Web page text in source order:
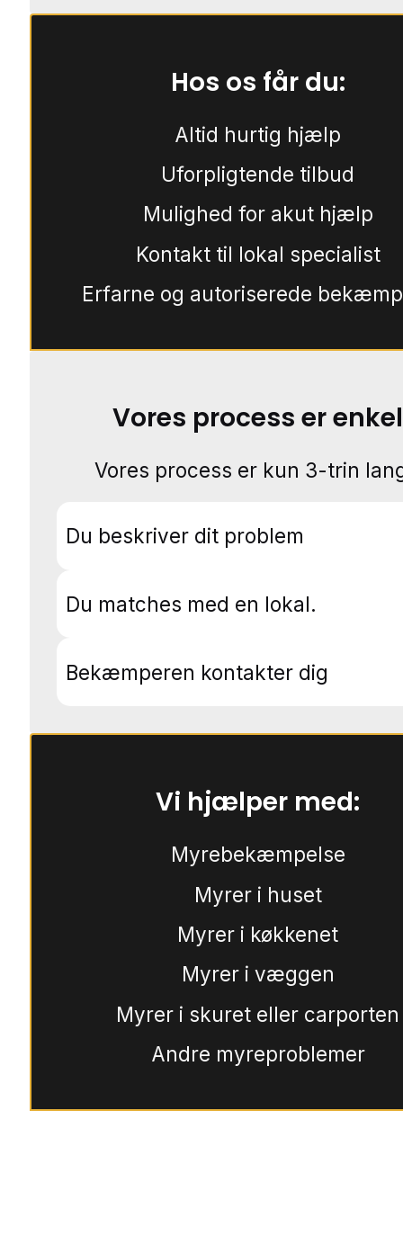
Hos os får du:
Altid hurtig hjælp
Uforpligtende tilbud
Mulighed for akut hjælp
Kontakt til lokal specialist
Erfarne og autoriserede
Vores process er enkel
Vores process er kun 3-trin
Du beskriver dit problem
Du matches med en lokal.
Bekæmperen kontakter dig
Vi hjælper med:
Myrebekæmpelse
Myrer i huset
Myrer i køkkenet
Myrer i væggen
Myrer i skuret eller carporten
Andre myreproblemer